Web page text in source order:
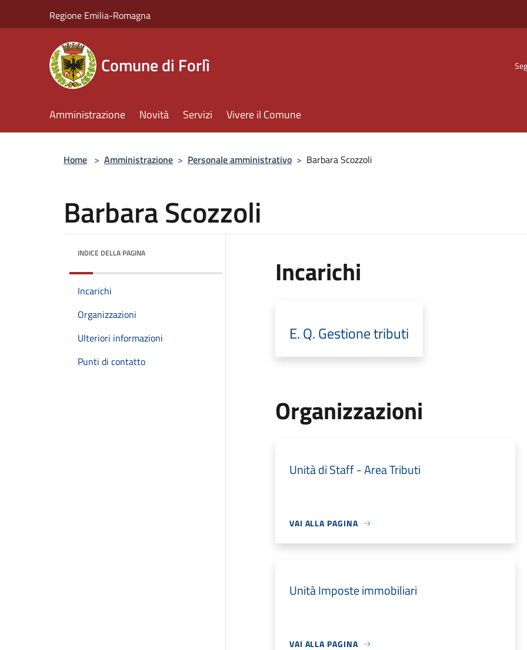
Regione Emilia-Romagna
Comune di Forlì
Amministrazione Novità Servizi Vivere il Comune
Home > Amministrazione > Personale amministrativo > Barbara Scozzoli
Barbara Scozzoli
INDICE DELLA PAGINA
Incarichi
Organizzazioni
Ulteriori informazioni
Punti di contatto
Incarichi
E. Q. Gestione tributi
Organizzazioni
Unità di Staff - Area Tributi
VAI ALLA PAGINA
Unità Imposte immobiliari
VAI ALLA PAGINA